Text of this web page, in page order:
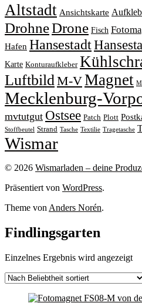
Altstadt Ansichtskarte
DrohneDrone Fisch
Hafen Hansestadt
Karte Konturaufkleber
LuftbildM-VMagnet
Mecklenburg-
mvtutgut Ostsee Patch Plott
Stoffbeutel Strand Tasche Textilie Tragetasche
Wismar
© 2026 Wismarladen – deine
Präsentiert von WordPress.
Theme von Anders Norén.
Findlingsgarten
Einzelnes Ergebnis wird angezeigt